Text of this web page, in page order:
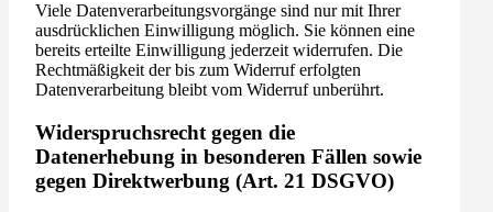
Viele Datenverarbeitungsvorgänge sind nur mit Ihrer
ausdrücklichen Einwilligung möglich. Sie können eine
bereits erteilte Einwilligung jederzeit widerrufen. Die
Rechtmäßigkeit der bis zum Widerruf erfolgten
Datenverarbeitung bleibt vom Widerruf unberührt.
Widerspruchsrecht gegen die
Datenerhebung in besonderen Fällen sowie
gegen Direktwerbung (Art. 21 DSGVO)